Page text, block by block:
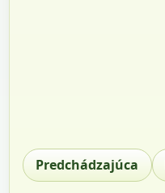
Predchádzajúca